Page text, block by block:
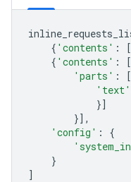
{ 'contents' :
{ 'contents' :
'parts' :
'text'
}]
}],
'config' :
{
}
]